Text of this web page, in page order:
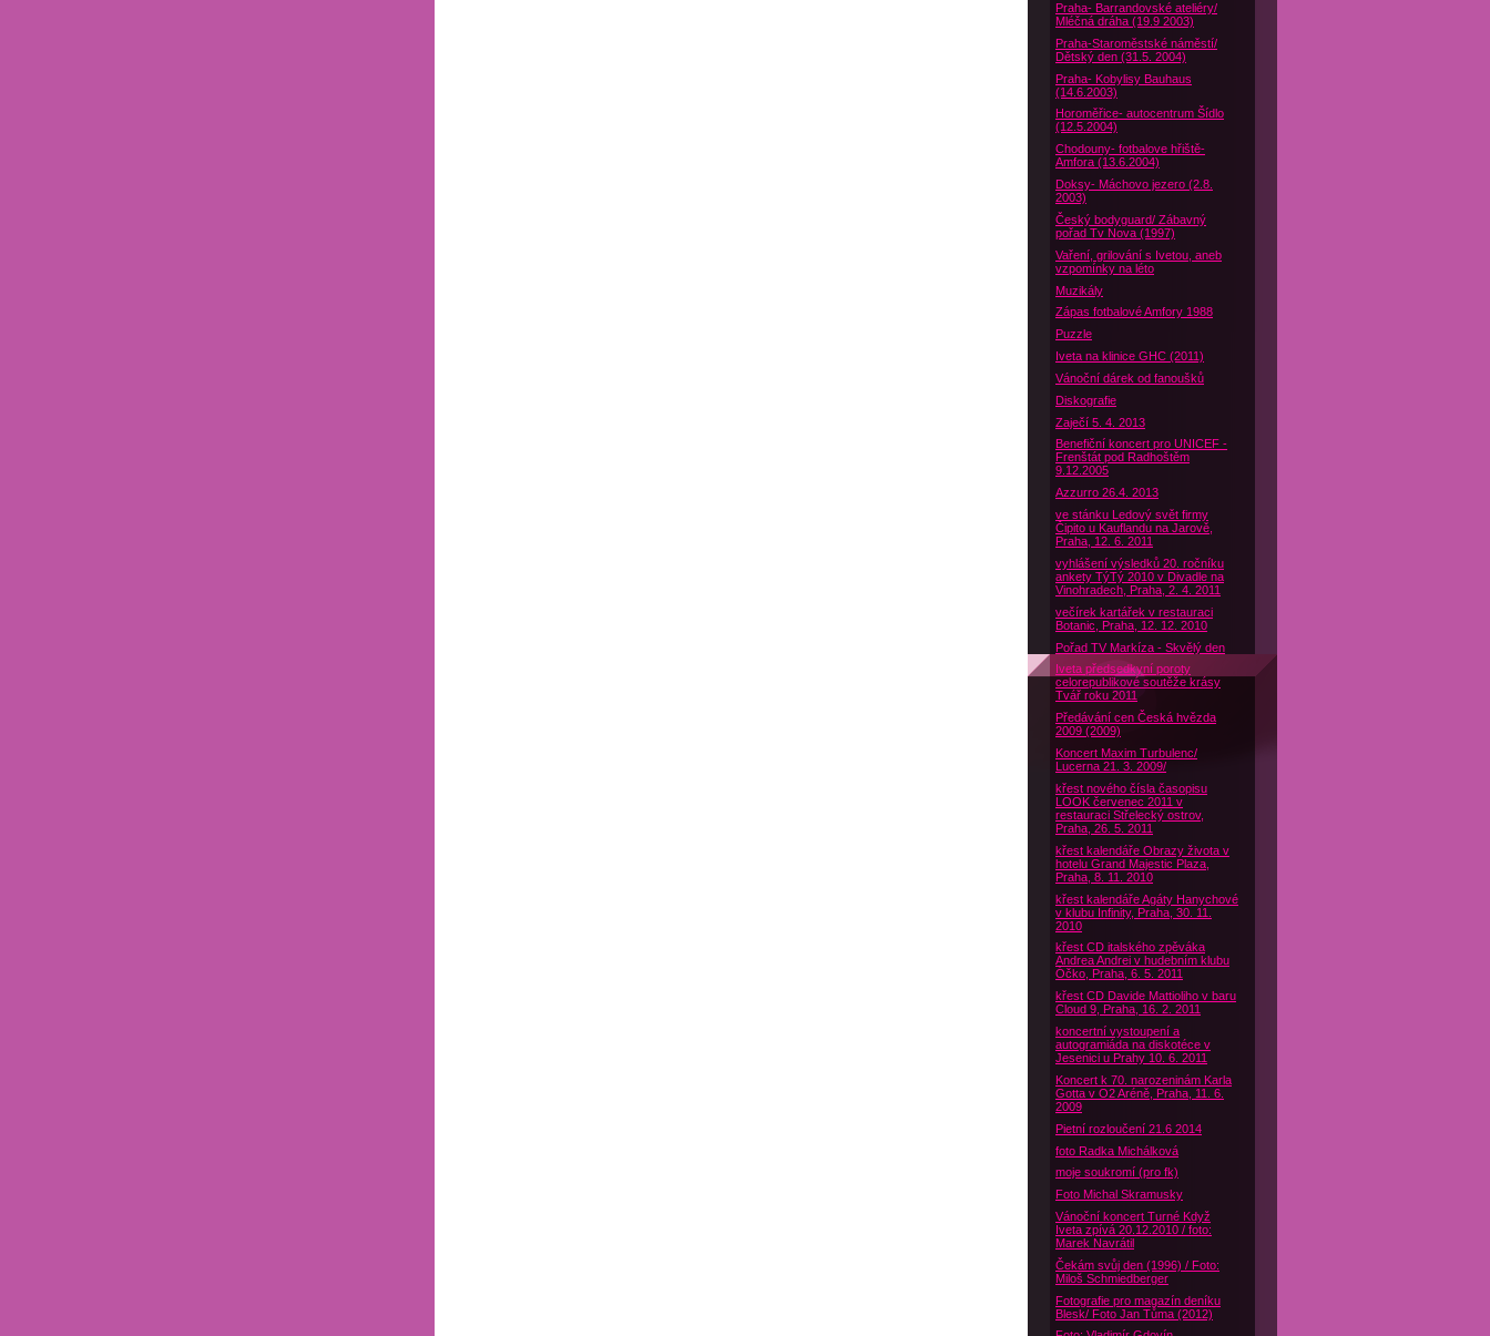
Praha- Barrandovské ateliéry/
Mléčná dráha (19.9 2003)
Praha-Staroměstské náměstí/
Dětský den (31.5. 2004)
Praha- Kobylisy Bauhaus
(14.6.2003)
Horoměřice- autocentrum Šídlo
(12.5.2004)
Chodouny- fotbalove hřiště-
Amfora (13.6.2004)
Doksy- Máchovo jezero (2.8.
2003)
Český bodyguard/ Zábavný
pořad Tv Nova (1997)
Vaření, grilování s Ivetou, aneb
vzpomínky na léto
Muzikály
Zápas fotbalové Amfory 1988
Puzzle
Iveta na klinice GHC (2011)
Vánoční dárek od fanoušků
Diskografie
Zaječí 5. 4. 2013
Benefiční koncert pro UNICEF -
Frenštát pod Radhoštěm
9.12.2005
Azzurro 26.4. 2013
ve stánku Ledový svět firmy
Čipito u Kauflandu na Jarově,
Praha, 12. 6. 2011
vyhlášení výsledků 20. ročníku
ankety TýTý 2010 v Divadle na
Vinohradech, Praha, 2. 4. 2011
večírek kartářek v restauraci
Botanic, Praha, 12. 12. 2010
Pořad TV Markíza - Skvělý den
Iveta předsedkyní poroty
celorepublikové soutěže krásy
Tvář roku 2011
Předávání cen Česká hvězda
2009 (2009)
Koncert Maxim Turbulenc/
Lucerna 21. 3. 2009/
křest nového čísla časopisu
LOOK červenec 2011 v
restauraci Střelecký ostrov,
Praha, 26. 5. 2011
křest kalendáře Obrazy života v
hotelu Grand Majestic Plaza,
Praha, 8. 11. 2010
křest kalendáře Agáty Hanychové
v klubu Infinity, Praha, 30. 11.
2010
křest CD italského zpěváka
Andrea Andrei v hudebním klubu
Óčko, Praha, 6. 5. 2011
křest CD Davide Mattioliho v baru
Cloud 9, Praha, 16. 2. 2011
koncertní vystoupení a
autogramiáda na diskotéce v
Jesenici u Prahy 10. 6. 2011
Koncert k 70. narozeninám Karla
Gotta v O2 Aréně, Praha, 11. 6.
2009
Pietní rozloučení 21.6 2014
foto Radka Michálková
moje soukromí (pro fk)
Foto Michal Skramusky
Vánoční koncert Turné Když
Iveta zpívá 20.12.2010 / foto:
Marek Navrátil
Čekám svůj den (1996) / Foto:
Miloš Schmiedberger
Fotografie pro magazín deníku
Blesk/ Foto Jan Tůma (2012)